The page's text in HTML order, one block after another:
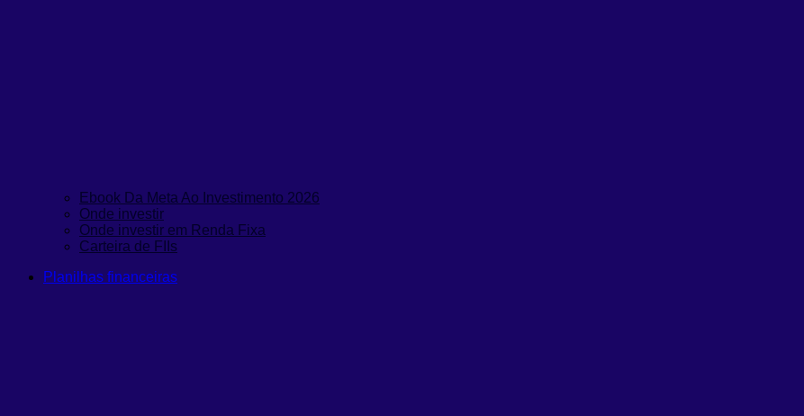
Ebook Da Meta Ao Investimento 2026
Onde investir
Onde investir em Renda Fixa
Carteira de FIIs
Planilhas financeiras